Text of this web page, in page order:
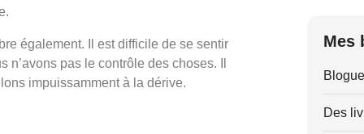
également. Il est difficile de se sentir
pas le contrôle des choses. Il
impuissamment à la dérive.
Mes
Des